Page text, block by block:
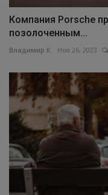
Компания Porsche
позолоченным...
Владимир К. Ноя 26, 2023